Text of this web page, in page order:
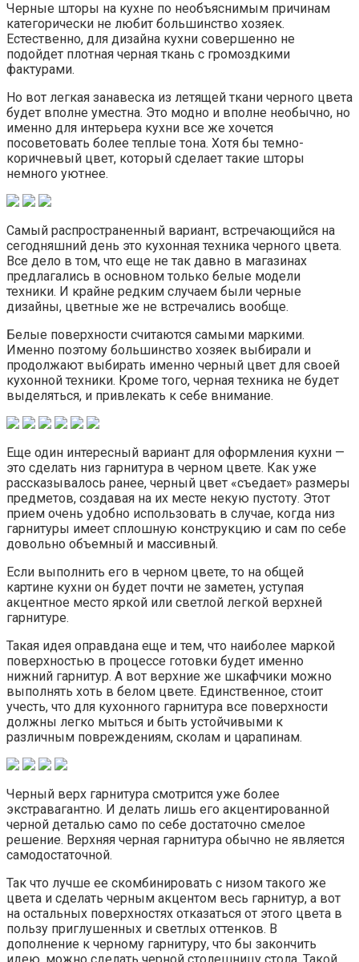
Черные шторы на кухне по необъяснимым причинам
категорически не любит большинство хозяек.
Естественно, для дизайна кухни совершенно не
подойдет плотная черная ткань с громоздкими
фактурами.
Но вот легкая занавеска из летящей ткани черного цвета
будет вполне уместна. Это модно и вполне необычно, но
именно для интерьера кухни все же хочется
посоветовать более теплые тона. Хотя бы темно-
коричневый цвет, который сделает такие шторы
немного уютнее.
Самый распространенный вариант, встречающийся на
сегодняшний день это кухонная техника черного цвета.
Все дело в том, что еще не так давно в магазинах
предлагались в основном только белые модели
техники. И крайне редким случаем были черные
дизайны, цветные же не встречались вообще.
Белые поверхности считаются самыми маркими.
Именно поэтому большинство хозяек выбирали и
продолжают выбирать именно черный цвет для своей
кухонной техники. Кроме того, черная техника не будет
выделяться, и привлекать к себе внимание.
Еще один интересный вариант для оформления кухни —
это сделать низ гарнитура в черном цвете. Как уже
рассказывалось ранее, черный цвет «съедает» размеры
предметов, создавая на их месте некую пустоту. Этот
прием очень удобно использовать в случае, когда низ
гарнитуры имеет сплошную конструкцию и сам по себе
довольно объемный и массивный.
Если выполнить его в черном цвете, то на общей
картине кухни он будет почти не заметен, уступая
акцентное место яркой или светлой легкой верхней
гарнитуре.
Такая идея оправдана еще и тем, что наиболее маркой
поверхностью в процессе готовки будет именно
нижний гарнитур. А вот верхние же шкафчики можно
выполнять хоть в белом цвете. Единственное, стоит
учесть, что для кухонного гарнитура все поверхности
должны легко мыться и быть устойчивыми к
различным повреждениям, сколам и царапинам.
Черный верх гарнитура смотрится уже более
экстравагантно. И делать лишь его акцентированной
черной деталью само по себе достаточно смелое
решение. Верхняя черная гарнитура обычно не является
самодостаточной.
Так что лучше ее скомбинировать с низом такого же
цвета и сделать черным акцентом весь гарнитур, а вот
на остальных поверхностях отказаться от этого цвета в
пользу приглушенных и светлых оттенков. В
дополнение к черному гарнитуру, что бы закончить